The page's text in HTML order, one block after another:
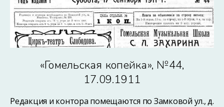
«Гомельская копейка», №44,
17.09.1911
Редакция и контора помещаются по Замковой ул., д.